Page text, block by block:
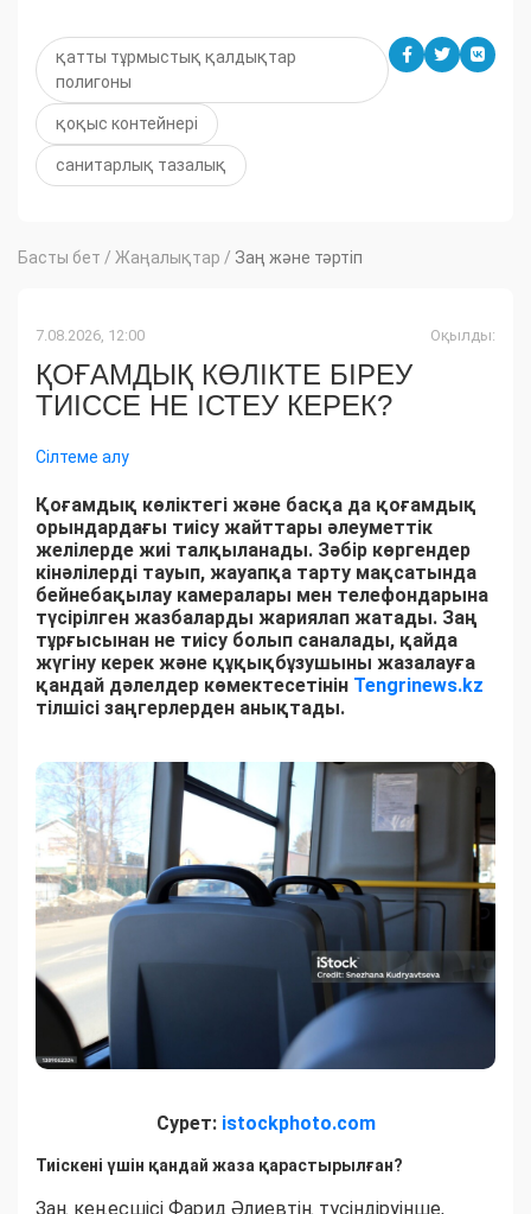
қатты тұрмыстық қалдықтар
полигоны
қоқыс контейнері
санитарлық тазалық
Басты бет / Жаңалықтар / Заң және тәртіп
7.08.2026, 12:00 Оқылды:
ҚОҒАМДЫҚ КӨЛІКТЕ БІРЕУ
ТИІССЕ НЕ ІСТЕУ КЕРЕК?
Сілтеме алу
Қоғамдық көліктегі және басқа да қоғамдық
орындардағы тиісу жайттары әлеуметтік
желілерде жиі талқыланады. Зәбір көргендер
кінәлілерді тауып, жауапқа тарту мақсатында
бейнебақылау камералары мен телефондарына
түсірілген жазбаларды жариялап жатады. Заң
тұрғысынан не тиісу болып саналады, қайда
жүгіну керек және құқықбұзушыны жазалауға
қандай дәлелдер көмектесетінін Tengrinews.kz
тілшісі заңгерлерден анықтады.
Сурет: istockphoto.com
Тиіскені үшін қандай жаза қарастырылған?
Заң кеңесшісі Фарид Әлиевтің түсіндіруінше,